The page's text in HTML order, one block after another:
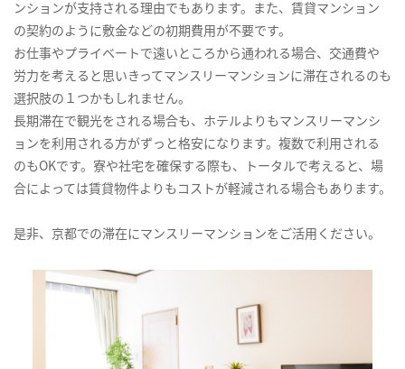
ンションが支持される理由でもあります。また、賃貸マンション
の契約のように敷金などの初期費用が不要です。
お仕事やプライベートで遠いところから通われる場合、交通費や
労力を考えると思いきってマンスリーマンションに滞在されるのも
選択肢の１つかもしれません。
長期滞在で観光をされる場合も、ホテルよりもマンスリーマンシ
ョンを利用される方がずっと格安になります。複数で利用される
のもOKです。寮や社宅を確保する際も、トータルで考えると、場
合によっては賃貸物件よりもコストが軽減される場合もあります。
是非、京都での滞在にマンスリーマンションをご活用ください。